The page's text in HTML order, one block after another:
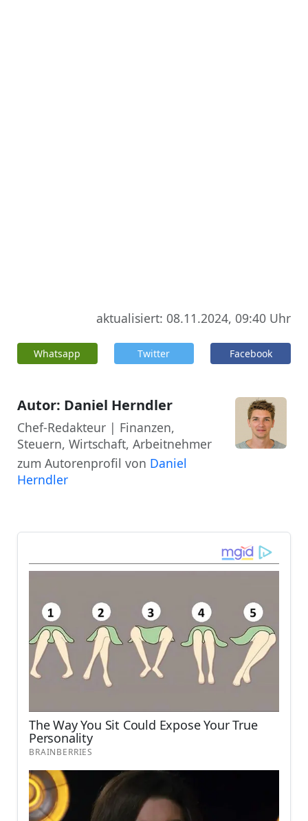
aktualisiert: 08.11.2024, 09:40 Uhr
Whatsapp Twitter Facebook
Autor: Daniel Herndler
Chef-Redakteur | Finanzen,
Steuern, Wirtschaft, Arbeitnehmer
zum Autorenprofil von Daniel
Herndler